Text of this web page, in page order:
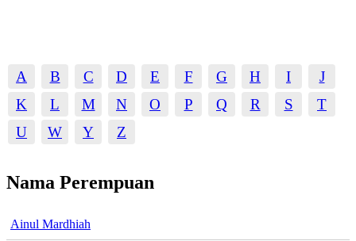
A B C D E F G H I
J
K
L M N O P Q R S
T
U
W Y Z
Nama Perempuan
Ainul Mardhiah